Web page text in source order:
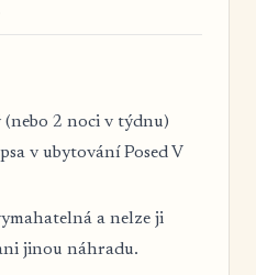
2 noci v týdnu)
v ubytování Posed V
a nelze ji
jinou náhradu.